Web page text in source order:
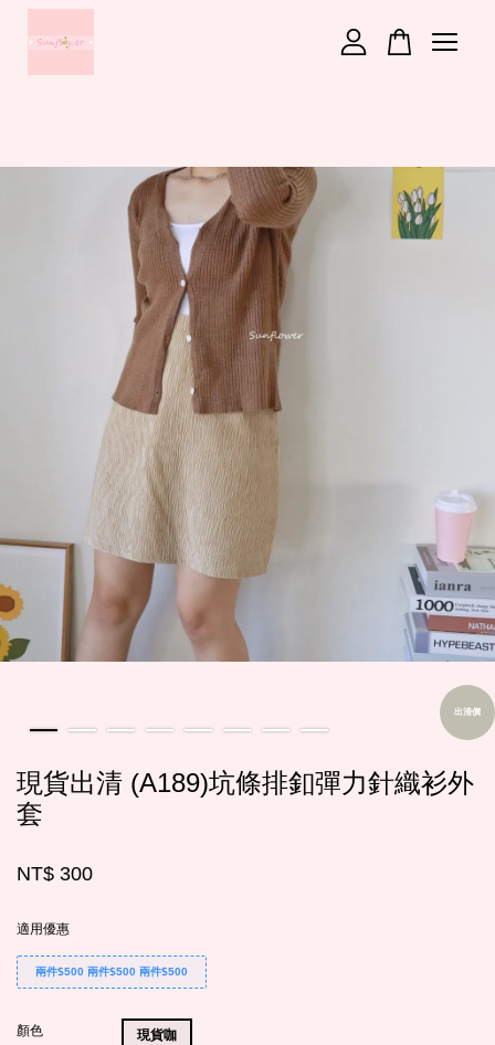
出清價
現貨出清 (A189)坑條排釦彈力針織衫外
套
NT$ 300
適用優惠
兩件$500 兩件$500 兩件$500
顏色 現貨咖
繼續購物